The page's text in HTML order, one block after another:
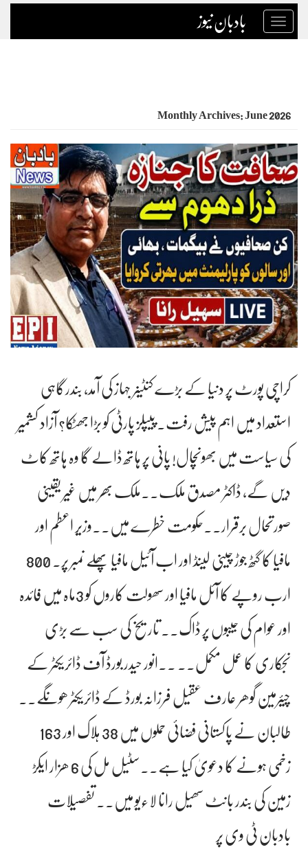
Toggle
navigationبادبان نیوز
Monthly Archives: June 2026
کراچی پورٹ پر دنیا کے بڑے کنٹینر جہاز کی آمد، بندرگاہی
استعداد میں اہم پیش رفت۔ پیپلز پارٹی کو بڑا جھٹکا؟ آزاد کشمیر
کی سیاست میں بھونچال! پانی پر ہاتھ ڈالے گا وہ ہاتھ کاٹ
دیں گے، ڈاکٹر مصدق ملک۔۔ملک بھر میں غیر یقینی
صورتحال برقرار۔۔حکومت خطرے میں۔۔وزیر اعطم اور
مافیا کا گٹھ جوڑ چینی لینڈ اور اب آئیل مافیا پھلے نمبر پر۔ 800
ارب روپے کا آئل مافیا اور سھولت کاروں کو 3ماہ میں فائدہ
اور عوام کی جیبوں پر ڈاک۔۔ تاریخ کی سب سے بڑی
نجکاری کا عمل مکمل۔۔ ۔۔انور حیدر بورڈ آف ڈائریکٹر کے
چیئرمین گوھر عارف عقیل فرزانہ بورڈ کے ڈائریکٹر ھونگے۔۔
طالبان نے پاکستانی فضائی حملوں میں 38 ہلاک اور 163
زخمی ہونے کا دعویٰ کیا ہے۔۔سٹیل مل کی 6 ھزار ایکڑ
زمین کی بندر بانٹ سھیل رانا لاءیو میں۔۔ تفصیلات
بادبان ٹی وی پر